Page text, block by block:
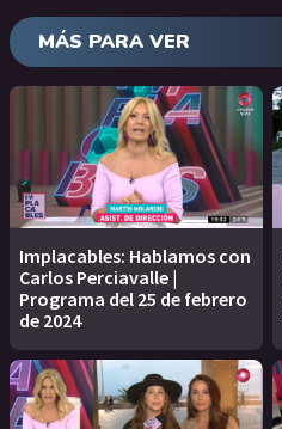
MÁS PARA VER
Implacables: Hablamos con
Carlos Perciavalle |
Programa del 25 de febrero
de 2024